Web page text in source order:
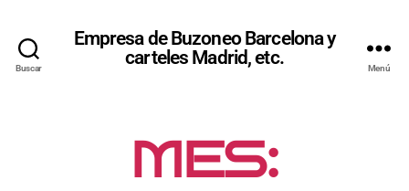
Buscar
Empresa de Buzoneo Barcelona y
carteles Madrid, etc.
Menú
MES: